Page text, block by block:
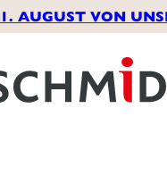
AUGUST VON